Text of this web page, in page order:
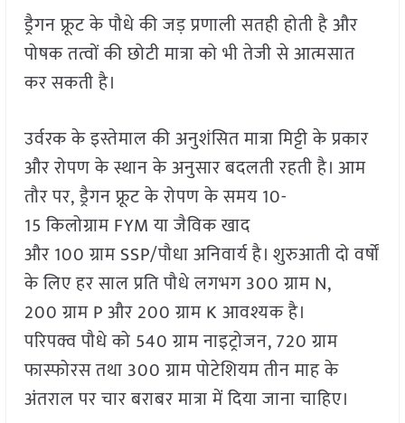
ड्रैगन फ्रूट के पौधे की जड़ प्रणाली सतही होती है और
पोषक तत्वों की छोटी मात्रा को भी तेजी से आत्मसात
कर सकती है।
उर्वरक के इस्तेमाल की अनुशंसित मात्रा मिट्टी के प्रकार
और रोपण के स्थान के अनुसार बदलती रहती है। आम
तौर पर, ड्रैगन फ्रूट के रोपण के समय 10-
15 किलोग्राम FYM या जैविक खाद
और 100 ग्राम SSP/पौधा अनिवार्य है। शुरुआती दो वर्षों
के लिए हर साल प्रति पौधे लगभग 300 ग्राम N,
200 ग्राम P और 200 ग्राम K आवश्यक है।
परिपक्व पौधे को 540 ग्राम नाइट्रोजन, 720 ग्राम
फास्फोरस तथा 300 ग्राम पोटेशियम तीन माह के
अंतराल पर चार बराबर मात्रा में दिया जाना चाहिए।